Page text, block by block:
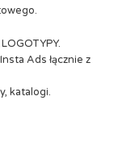
Ads łącznie z
katalogi.